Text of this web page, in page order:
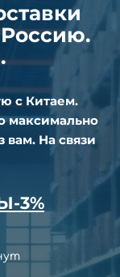
с Китаем.
максимально
вам. На связи
3%